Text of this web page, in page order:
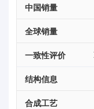
中国销量
全球销量
一致性评价
结构信息
合成工艺